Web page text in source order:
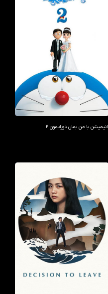
انیمیشن با من بمان دورایمون 2